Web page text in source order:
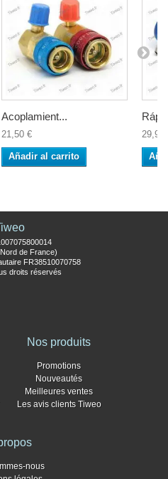
Acoplamient...
21,50 €
Añadir al carrito
29,90
de France)
FR38510070758
droits réservés
Nos produits
Promotions
Nouveautés
Meilleures ventes
Les avis clients Tiweo
nous